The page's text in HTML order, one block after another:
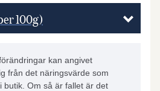
100g)
kan angivet
från det näringsvärde som
butik. Om så är fallet är det